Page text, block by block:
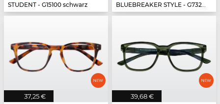
STUDENT - G15100 schwarz
BLUEBREAKER STYLE - G73200 schwarz
37,25 € 39,68 €